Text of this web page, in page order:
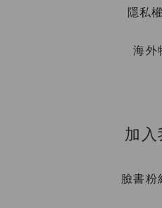
隱私
海外
加入
臉書粉